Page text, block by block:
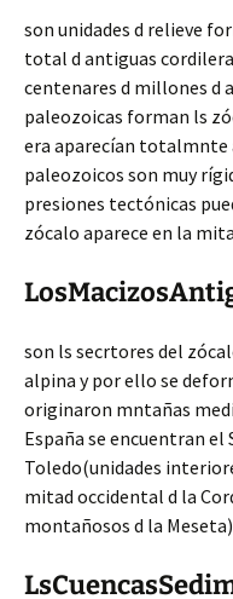
son unidades d relieve
total d antiguas
centenares d millones d
paleozoicas forman ls
era aparecían totalmnte
paleozoicos son muy
presiones tectónicas
zócalo aparece en la
son ls secrtores del
alpina y por ello se
originaron mntañas
España se encuentran
Toledo(unidades
mitad occidental d la
montañosos d la